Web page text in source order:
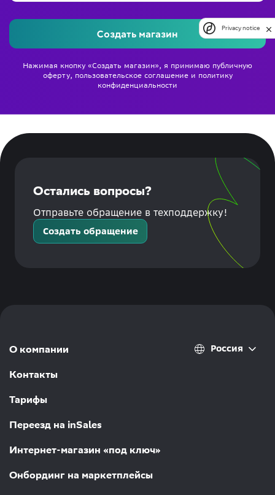
Создать магазин
Нажимая кнопку «Создать магазин», я принимаю публичную
оферту, пользовательское соглашениеи политику
конфиденциальности
Остались вопросы?
Отправьте обращение в техподдержку!
Создать обращение
О компании
Контакты
Тарифы
Переезд на inSales
Интернет-магазин «под ключ»
Онбординг на маркетплейсы
Россия
Privacy notice